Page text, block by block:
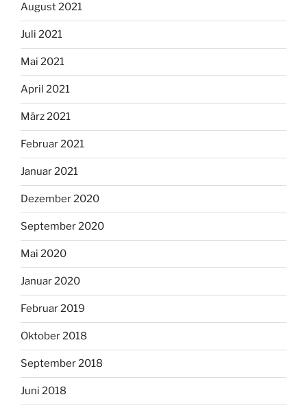
August 2021
Juli 2021
Mai 2021
April 2021
März 2021
Februar 2021
Januar 2021
Dezember 2020
September 2020
Mai 2020
Januar 2020
Februar 2019
Oktober 2018
September 2018
Juni 2018